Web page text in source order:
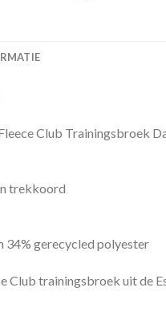
Club Trainingsbroek
trekkoord
34% gerecycled polyester
Club trainingsbroek uit de